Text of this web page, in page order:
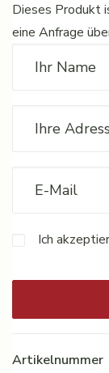
Dieses Produkt
eine Anfrage
Ich
Artikelnummer